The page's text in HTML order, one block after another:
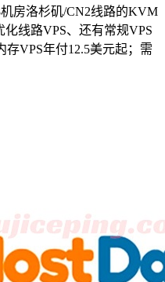
机房洛杉矶/CN2线路的KVM
化线路VPS、还有常规VPS
VPS年付12.5美元起；需